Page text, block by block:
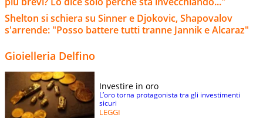
Shelton si schiera su Sinner e Djokovic, Shapovalov
s'arrende: "Posso battere tutti tranne Jannik e Alcaraz"
Gioielleria Delfino
Investire in oro
L’oro torna protagonista tra gli investimenti
sicuri
LEGGI